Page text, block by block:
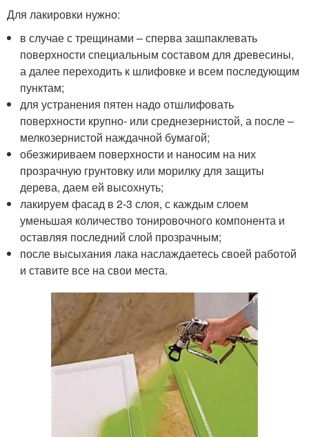
Для лакировки нужно:
в случае с трещинами – сперва зашпаклевать
поверхности специальным составом для древесины,
а далее переходить к шлифовке и всем последующим
пунктам;
для устранения пятен надо отшлифовать
поверхности крупно- или среднезернистой, а после –
мелкозернистой наждачной бумагой;
обезжириваем поверхности и наносим на них
прозрачную грунтовку или морилку для защиты
дерева, даем ей высохнуть;
лакируем фасад в 2-3 слоя, с каждым слоем
уменьшая количество тонировочного компонента и
оставляя последний слой прозрачным;
после высыхания лака наслаждаетесь своей работой
и ставите все на свои места.